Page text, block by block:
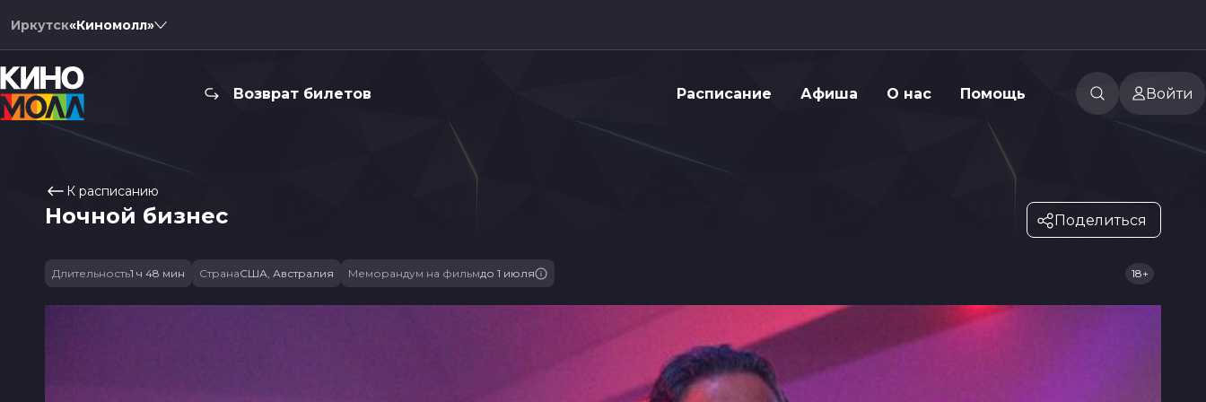
Иркутск«Киномолл»
Возврат билетов Расписание Афиша О нас Помощь Войти
К расписанию
Ночной бизнес Поделиться
Длительность1 ч 48 мин СтранаСША, Австралия Меморандум на фильмдо 1 июля 18+